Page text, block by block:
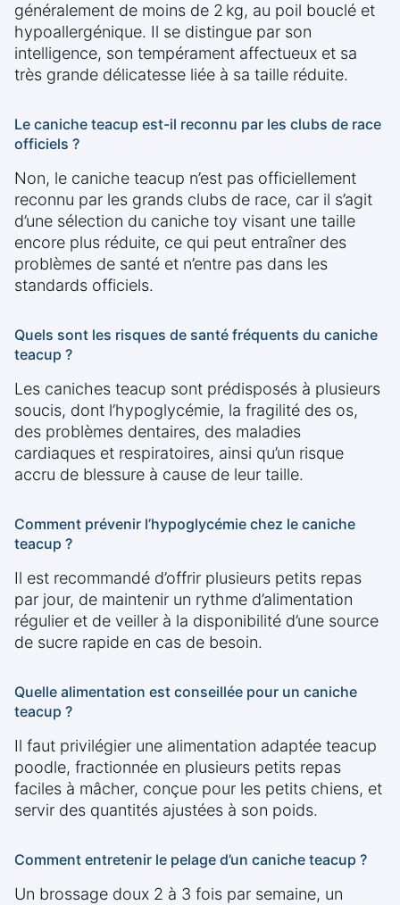
généralement de moins de 2 kg, au poil bouclé et
hypoallergénique. Il se distingue par son
intelligence, son tempérament affectueux et sa
très grande délicatesse liée à sa taille réduite.
Le caniche teacup est-il reconnu par les clubs de race
officiels ?
Non, le caniche teacup n’est pas officiellement
reconnu par les grands clubs de race, car il s’agit
d’une sélection du caniche toy visant une taille
encore plus réduite, ce qui peut entraîner des
problèmes de santé et n’entre pas dans les
standards officiels.
Quels sont les risques de santé fréquents du caniche
teacup ?
Les caniches teacup sont prédisposés à plusieurs
soucis, dont l’hypoglycémie, la fragilité des os,
des problèmes dentaires, des maladies
cardiaques et respiratoires, ainsi qu’un risque
accru de blessure à cause de leur taille.
Comment prévenir l’hypoglycémie chez le caniche
teacup ?
Il est recommandé d’offrir plusieurs petits repas
par jour, de maintenir un rythme d’alimentation
régulier et de veiller à la disponibilité d’une source
de sucre rapide en cas de besoin.
Quelle alimentation est conseillée pour un caniche
teacup ?
Il faut privilégier une alimentation adaptée teacup
poodle, fractionnée en plusieurs petits repas
faciles à mâcher, conçue pour les petits chiens, et
servir des quantités ajustées à son poids.
Comment entretenir le pelage d’un caniche teacup ?
Un brossage doux 2 à 3 fois par semaine, un